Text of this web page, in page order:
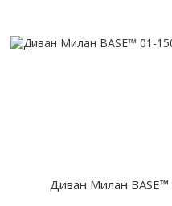
Диван Милан BASE™